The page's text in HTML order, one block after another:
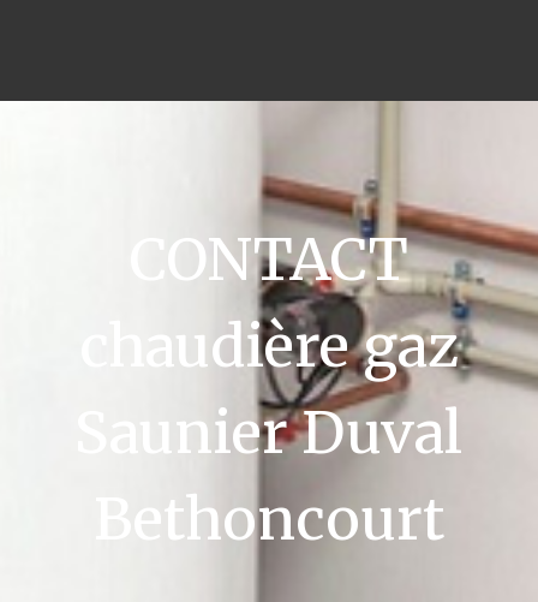
CONTACT
chaudière gaz
Saunier Duval
Bethoncourt